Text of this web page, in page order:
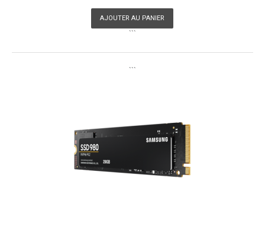
AJOUTER AU PANIER
```
```